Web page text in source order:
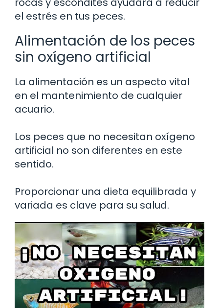
el estrés en tus peces.
Alimentación de los peces
sin oxígeno artificial
La alimentación es un aspecto vital
en el mantenimiento de cualquier
acuario.
Los peces que no necesitan oxígeno
artificial no son diferentes en este
sentido.
Proporcionar una dieta equilibrada y
variada es clave para su salud.